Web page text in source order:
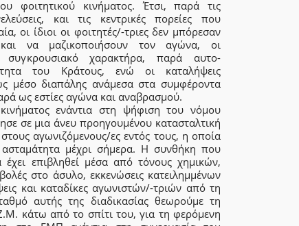
φοιτητικού κινήματος. Έτσι, παρά τις
και τις κεντρικές πορείες που
οι ίδιοι οι φοιτητές/-τριες δεν μπόρεσαν
να μαζικοποιήσουν τον αγώνα, οι
συγκρουσιακό χαρακτήρα, παρά αυτο-
του Κράτους, ενώ οι καταλήψεις
μέσο διαπάλης ανάμεσα στα συμφέροντα
ως εστίες αγώνα και αναβρασμού.
ενάντια στη ψήφιση του νόμου
σε μια άνευ προηγουμένου κατασταλτική
αγωνιζόμενους/ες εντός τους, η οποία
ασταμάτητα μέχρι σήμερα. Η συνθήκη που
επιβληθεί μέσα από τόνους χημικών,
στο άσυλο, εκκενώσεις κατειλημμένων
και καταδίκες αγωνιστών/-τριών από τη
αυτής της διαδικασίας θεωρούμε τη
κάτω από το σπίτι του, για τη φερόμενη